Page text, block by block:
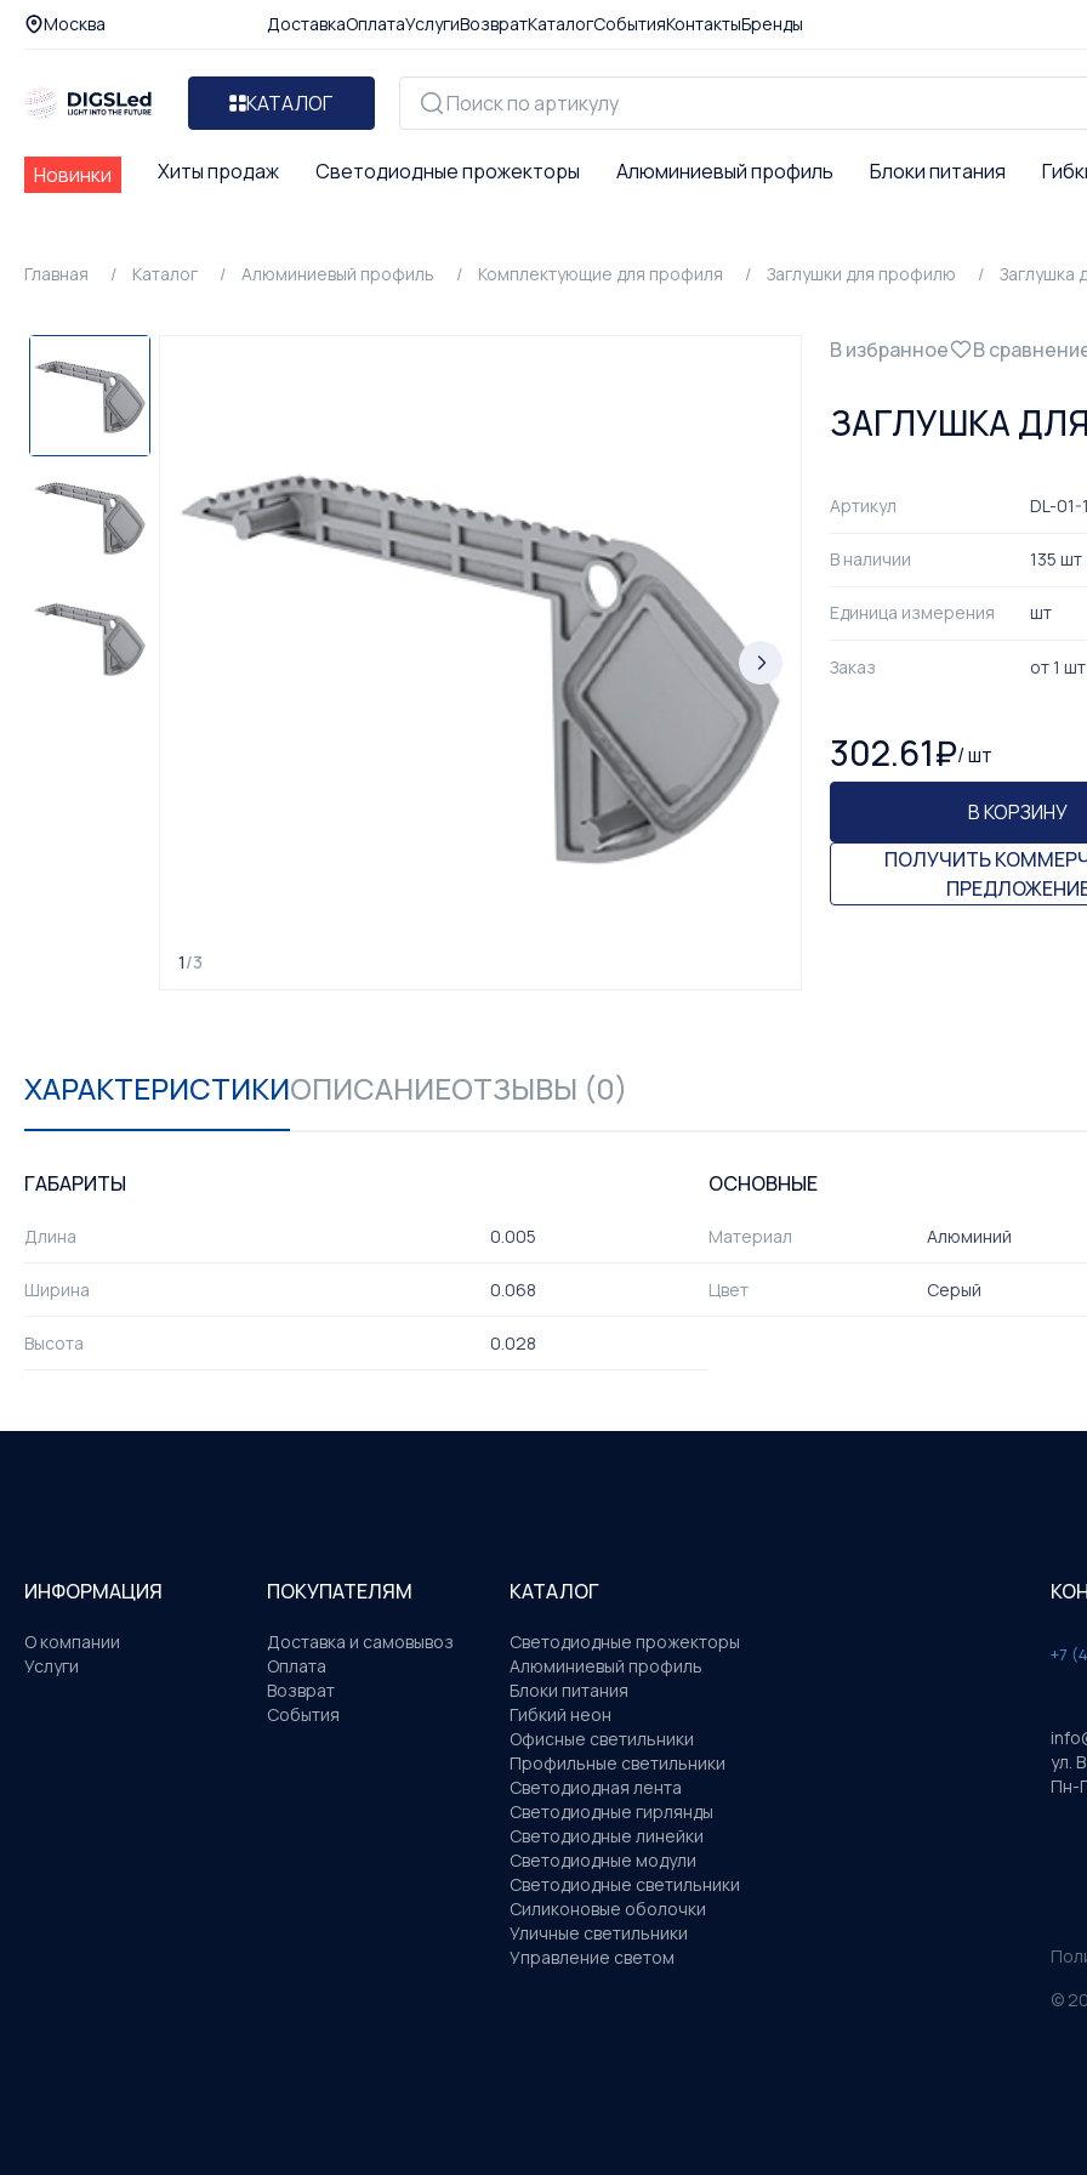
Москва ДоставкаОплатаУслугиВозвратКаталогСобытияКонтактыБренды
КАТАЛОГ
Новинки Хиты продаж Светодиодные прожекторы Алюминиевый профиль Блоки питания
Главная Каталог Алюминиевый профиль Комплектующие для профиля Заглушки для профилю Заглушка
1/3
В избранное В
ЗАГЛУШКА ДЛЯ
Артикул DL-01-
В наличии 135 шт
Единица измерения шт
Заказ от1 шт
302.61₽/шт
В КОРЗИНУ
ПОЛУЧИТЬ
ХАРАКТЕРИСТИКИОПИСАНИЕОТЗЫВЫ (0)
ГАБАРИТЫ
Длина 0.005
Ширина 0.068
Высота 0.028
ОСНОВНЫЕ
Материал Алюминий
Цвет Серый
ИНФОРМАЦИЯ
О компании
Услуги
ПОКУПАТЕЛЯМ
Доставка и самовывоз
Оплата
Возврат
События
КАТАЛОГ
Светодиодные прожекторы
Алюминиевый профиль
Блоки питания
Гибкий неон
Офисные светильники
Профильные светильники
Светодиодная лента
Светодиодные гирлянды
Светодиодные линейки
Светодиодные модули
Светодиодные светильники
Силиконовые оболочки
Уличные светильники
Управление светом
+7
ул.
Пн-
©